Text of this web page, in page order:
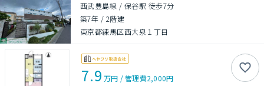
西武豊島線 / 保谷駅 徒歩7分
築7年 / 2階建
東京都練馬区西大泉１丁目
7.9 万円 /管理費2,000円